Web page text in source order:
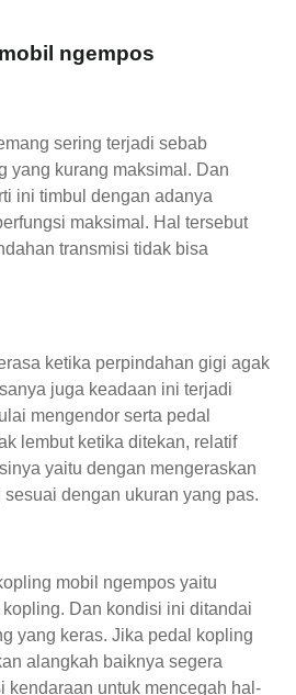
ngempos
sering terjadi sebab
yang kurang maksimal. Dan
ini timbul dengan adanya
maksimal. Hal tersebut
transmisi tidak bisa
ketika perpindahan gigi agak
juga keadaan ini terjadi
mengendor serta pedal
lembut ketika ditekan, relatif
yaitu dengan mengeraskan
dengan ukuran yang pas.
mobil ngempos yaitu
Dan kondisi ini ditandai
yang keras. Jika pedal kopling
alangkah baiknya segera
kendaraan untuk mencegah hal-